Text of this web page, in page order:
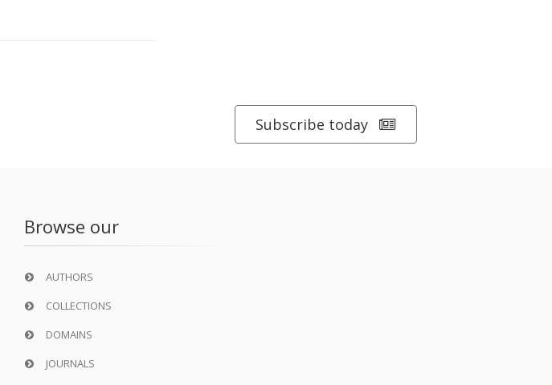
Subscribe today
Browse our
AUTHORS
COLLECTIONS
DOMAINS
JOURNALS